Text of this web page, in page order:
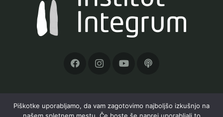
Piškotke uporabljamo, da vam zagotovimo najboljšo izkušnjo na